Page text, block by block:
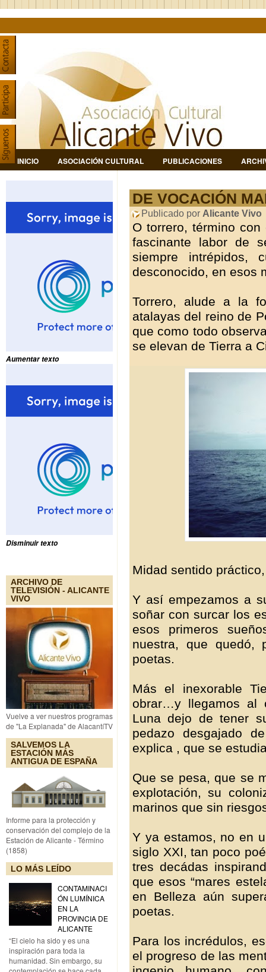
INICIO ASOCIACIÓN CULTURAL PUBLICACIONES
Aumentar texto
Disminuir texto
ARCHIVO DE
TELEVISIÓN - ALICANTE
VIVO
Vuelve a ver nuestros programas
de "La Explanada" de AlacantíTV
SALVEMOS LA
ESTACIÓN MÁS
ANTIGUA DE ESPAÑA
Informe para la protección y
conservación del complejo de la
Estación de Alicante - Término
(1858)
LO MÁS LEÍDO
CONTAMINACI
ÓN LUMÍNICA
EN LA
PROVINCIA DE
ALICANTE
“El cielo ha sido y es una
inspiración para toda la
humanidad. Sin embargo, su
DE VOCACIÓN
Publicado por Alicante Vivo
O torrero, término
fascinante labor de
siempre intrépidos,
desconocido, en esos
Torrero, alude a la
atalayas del reino de
que como todo
se elevan de Tierra a
Midad sentido
Y así empezamos a
soñar con surcar los
esos primeros
nuestra, que quedó,
poetas.
Más el inexorable
obrar…y llegamos al
Luna dejo de tener
pedazo desgajado
explica , que se
Que se pesa, que se
explotación, su
marinos que sin
Y ya estamos, no en
siglo XXI, tan poco
tres decádas
que esos “mares
en Belleza aún
poetas.
Para los incrédulos,
el progreso de las